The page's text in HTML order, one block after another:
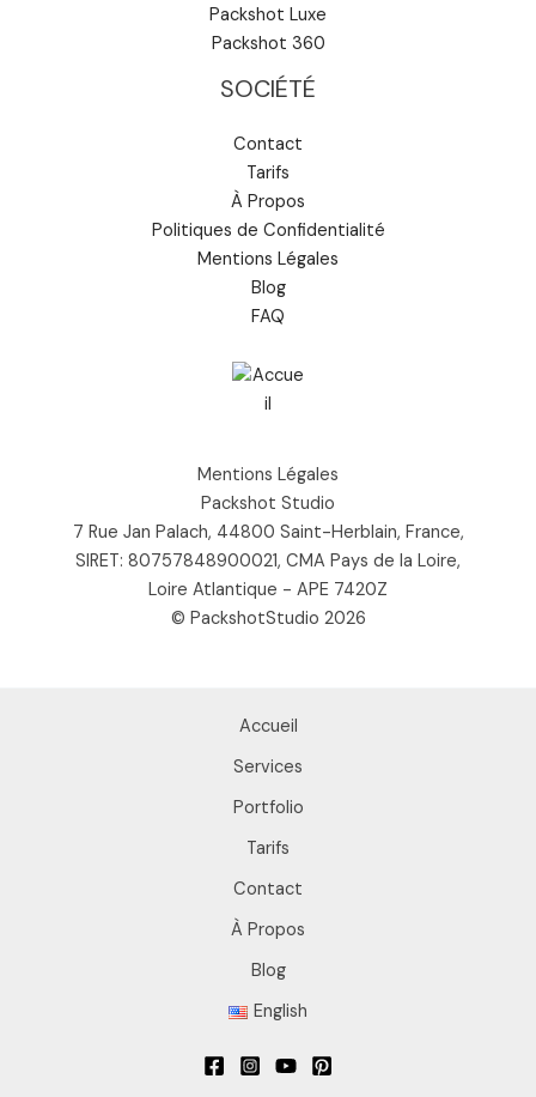
Packshot Luxe
Packshot 360
SOCIÉTÉ
Contact
Tarifs
À Propos
Politiques de Confidentialité
Mentions Légales
Blog
FAQ
Mentions Légales
Packshot Studio
7 Rue Jan Palach, 44800 Saint-Herblain, France,
SIRET: 80757848900021, CMA Pays de la Loire,
Loire Atlantique - APE 7420Z
© PackshotStudio 2026
Accueil
Services
Portfolio
Tarifs
Contact
À Propos
Blog
English